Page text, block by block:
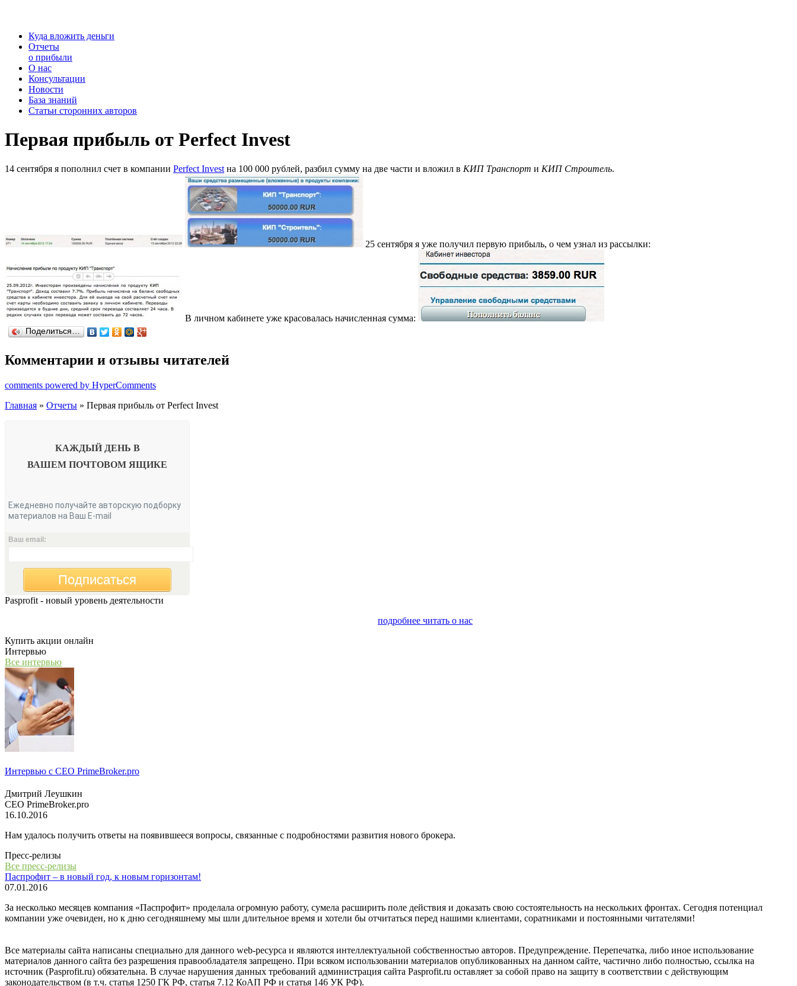
Куда вложить деньги
Отчеты
о прибыли
О нас
Консультации
Новости
База знаний
Статьи сторонних авторов
Первая прибыль от Perfect Invest
14 сентября я пополнил счет в компании Perfect Invest на 100 000 рублей, разбил сумму на две части и вложил в КИП Транспорт и КИП Строитель.
25 сентября я уже получил первую прибыль, о чем узнал из рассылки:
В личном кабинете уже красовалась начисленная сумма:
Поделиться…
Комментарии и отзывы читателей
comments powered by HyperComments
Главная » Отчеты » Первая прибыль от Perfect Invest
КАЖДЫЙ ДЕНЬ В
ВАШЕМ ПОЧТОВОМ ЯЩИКЕ
Ежедневно получайте авторскую подборку
материалов на Ваш E-mail
Ваш email:
Подписаться
Pasprofit - новый уровень деятельности
подробнее читать о нас
Купить акции онлайн
Интервью
Все интервью
Интервью с СЕО PrimeBroker.pro
Дмитрий Леушкин
СЕО PrimeBroker.pro
16.10.2016
Нам удалось получить ответы на появившееся вопросы, связанные с подробностями развития нового брокера.
Пресс-релизы
Все пресс-релизы
Паспрофит – в новый год, к новым горизонтам!
07.01.2016
За несколько месяцев компания «Паспрофит» проделала огромную работу, сумела расширить поле действия и доказать свою состоятельность на нескольких фронтах. Сегодня потенциал
компании уже очевиден, но к дню сегодняшнему мы шли длительное время и хотели бы отчитаться перед нашими клиентами, соратниками и постоянными читателями!
Все материалы сайта написаны специально для данного web-ресурса и являются интеллектуальной собственностью авторов. Предупреждение. Перепечатка, либо иное использование
материалов данного сайта без разрешения правообладателя запрещено. При всяком использовании материалов опубликованных на данном сайте, частично либо полностью, ссылка на
источник (Pasprofit.ru) обязательна. В случае нарушения данных требований администрация сайта Pasprofit.ru оставляет за собой право на защиту в соответствии с действующим
законодательством (в т.ч. статья 1250 ГК РФ, статья 7.12 КоАП РФ и статья 146 УК РФ).